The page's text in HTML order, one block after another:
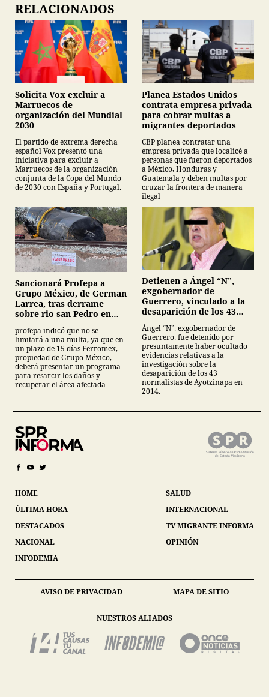
RELACIONADOS
Solicita Vox excluir a
Marruecos de
organización del Mundial
2030
El partido de extrema derecha
español Vox presentó una
iniciativa para excluir a
Marruecos de la organización
conjunta de la Copa del Mundo
de 2030 con España y Portugal.
Planea Estados Unidos
contrata empresa privada
para cobrar multas a
migrantes deportados
CBP planea contratar una
empresa privada que localicé a
personas que fueron deportados
a México, Honduras y
Guatemala y deben multas por
cruzar la frontera de manera
ilegal
Sancionará Profepa a
Grupo México, de German
Larrea, tras derrame
sobre rio san Pedro en
profepa indicó que no se
limitará a una multa, ya que en
un plazo de 15 días Ferromex,
propiedad de Grupo México,
deberá presentar un programa
para resarcir los daños y
recuperar el área afectada
Detienen a Ángel “N”,
exgobernador de
Guerrero, vinculado a la
desaparición de los 43
normalistas de
Ayotzinapa
Ángel “N”, exgobernador de
Guerrero, fue detenido por
presuntamente haber ocultado
evidencias relativas a la
investigación sobre la
desaparición de los 43
normalistas de Ayotzinapa en
2014.
HOME
ÚLTIMA HORA
DESTACADOS
NACIONAL
INFODEMIA
SALUD
INTERNACIONAL
TV MIGRANTE INFORMA
OPINIÓN
AVISO DE PRIVACIDAD MAPA DE SITIO
NUESTROS ALIADOS